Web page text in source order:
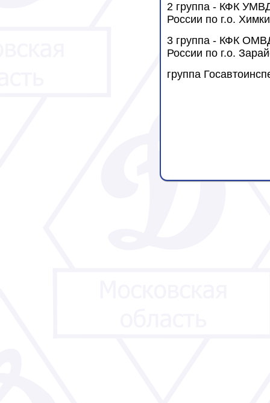
2 группа - КФК
России по г.о. Химки
3 группа - КФК
России по г.о.
группа